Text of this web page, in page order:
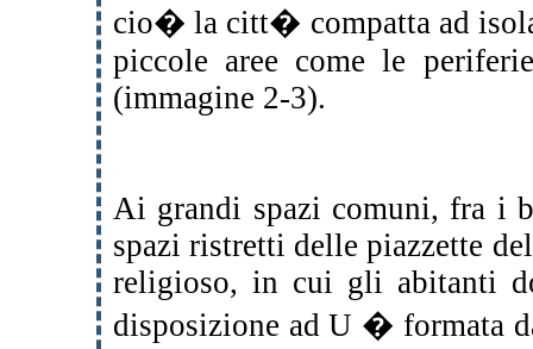
cio� la citt� compatta ad
piccole aree come le
(immagine 2-3).
Ai grandi spazi comuni, fra i
spazi ristretti delle piazzette
religioso, in cui gli abitanti
disposizione ad U � formata